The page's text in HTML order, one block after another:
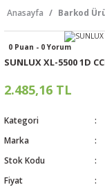
Yazıcı
Anasayfa Barkod
0 Puan - 0 Yorum
SUNLUX XL-5500 1D
2.485,16 TL
Kategori
Marka
Stok Kodu
Fiyat